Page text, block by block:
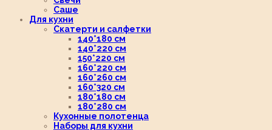
Саше
Для кухни
Скатерти и салфетки
140*180 см
140*220 см
150*220 см
160*220 см
160*260 см
160*320 см
180*180 см
180*280 см
Кухонные полотенца
Наборы для кухни